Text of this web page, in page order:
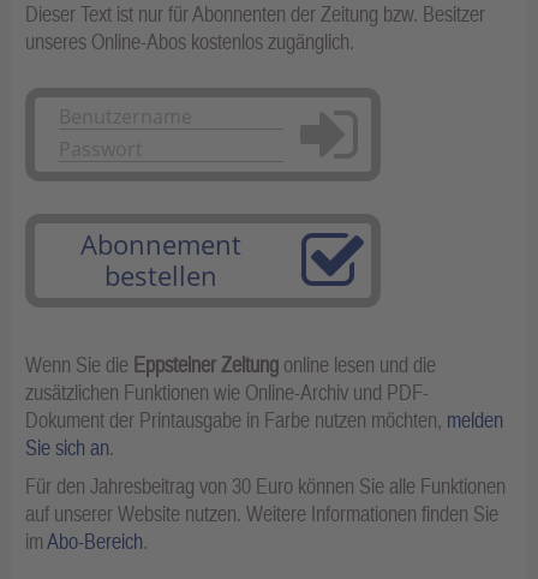
Dieser Text ist nur für Abonnenten der Zeitung bzw. Besitzer
unseres Online-Abos kostenlos zugänglich.
Anmelden
Abonnement
bestellen
Wenn Sie die Eppsteiner Zeitung online lesen und die
zusätzlichen Funktionen wie Online-Archiv und PDF-
Dokument der Printausgabe in Farbe nutzen möchten, melden
Sie sich an.
Für den Jahresbeitrag von 30 Euro können Sie alle Funktionen
auf unserer Website nutzen. Weitere Informationen finden Sie
imAbo-Bereich.